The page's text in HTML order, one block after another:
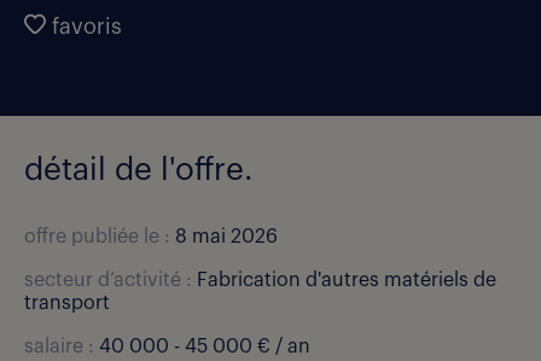
favoris
détail de l'offre.
offre publiée le : 8 mai 2026
secteur d’activité : Fabrication d'autres matériels de
transport
salaire : 40 000 - 45 000 € / an